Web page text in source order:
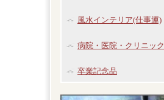
風水インテリア(仕事運)
病院・医院・クリニック
卒業記念品